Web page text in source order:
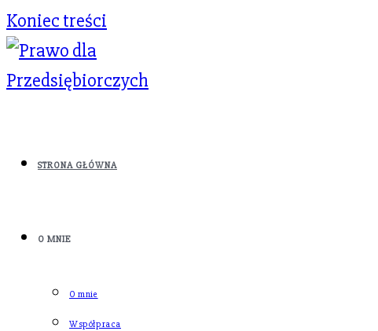
Koniec treści
STRONA GŁÓWNA
O MNIE
O mnie
Współpraca